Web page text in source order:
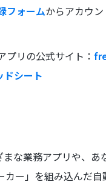
フォームからアカウ
プリの公式サイト：
シート
な業務アプリや、あ
カー」を組み込んだ